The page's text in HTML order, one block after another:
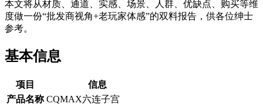
本文将从材质、通道、实感、场景、人群、优缺点、购买等维
度做一份“批发商视角+老玩家体感”的双料报告，供各位绅士
参考。
基本信息
项目
信息
产品名称 CQMAX六连子宫